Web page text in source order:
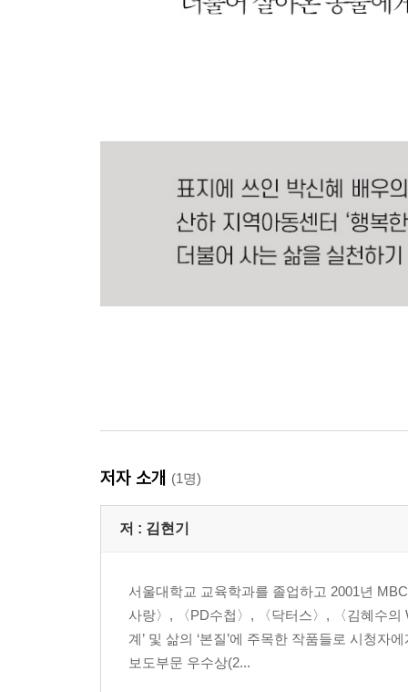
저자 소개 (1명)
저 : 김현기
서울대학교 교육학과를 졸업하고 2001년
사랑〉, 〈PD수첩〉, 〈닥터스〉, 〈김혜수
계’ 및 삶의 ‘본질’에 주목한 작품들로 시청
보도부문 우수상(2...